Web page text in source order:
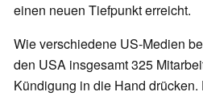
einen neuen Tiefpunkt erreicht.
Wie verschiedene US-Medien
den USA insgesamt 325
Kündigung in die Hand